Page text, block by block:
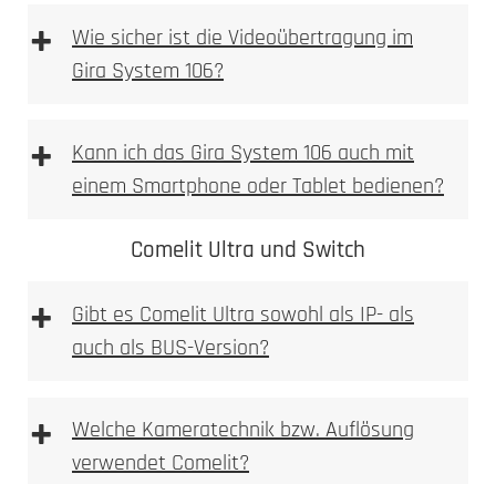
D2100E
Weitwinkelobjektiv
Integrierte Bewegungsmelder mit
umfangreicheren Erkennungsoptionen
Ausrichtung erfolgt durch das Festdrehen der
+
Wie sicher ist die Videoübertragung im
Gira System 106?
+
Kann ich das Gira System 106 auch mit
einem Smartphone oder Tablet bedienen?
Comelit Ultra und Switch
+
Gibt es Comelit Ultra sowohl als IP- als
auch als BUS-Version?
+
Welche Kameratechnik bzw. Auflösung
verwendet Comelit?